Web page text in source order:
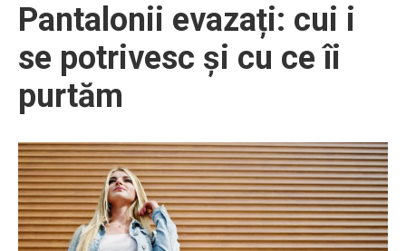
Pantalonii evazați: cui i
se potrivesc și cu ce îi
purtăm